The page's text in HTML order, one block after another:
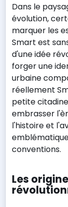
Dans le
évolution,
marquer les
Smart est
d'une idée
forger une
urbaine
réellement
petite
embrasser
l'histoire et
conventions.
Les